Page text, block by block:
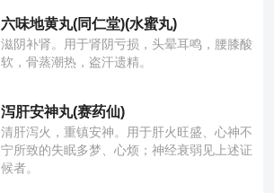
六味地黄丸(同仁堂)(水蜜丸)
滋阴补肾。用于肾阴亏损，头晕耳鸣，腰膝酸
软，骨蒸潮热，盗汗遗精。
泻肝安神丸(赛药仙)
清肝泻火，重镇安神。用于肝火旺盛、心神不
宁所致的失眠多梦、心烦；神经衰弱见上述证
候者。